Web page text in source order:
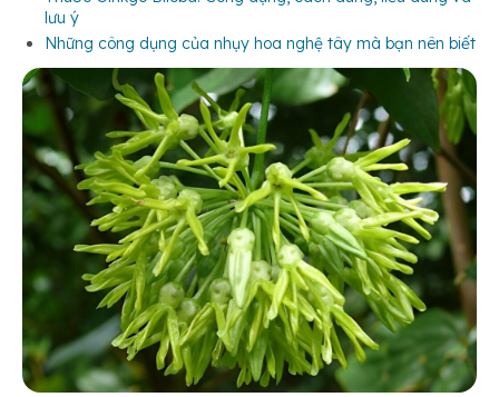
lưu ý
Những công dụng của nhụy hoa nghệ tây mà bạn nên biết